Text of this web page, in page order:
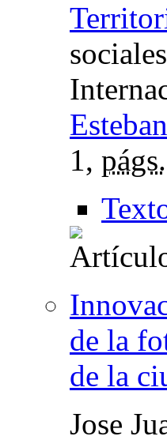
1, págs.
de la
de la
Jose